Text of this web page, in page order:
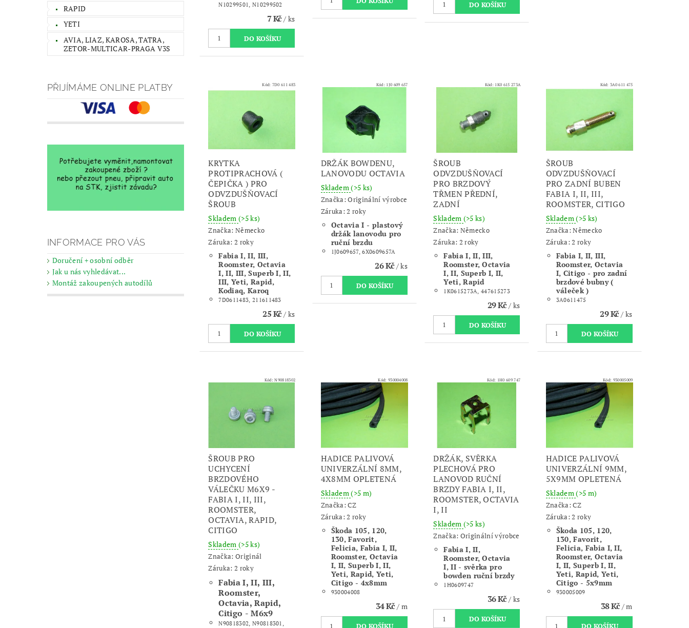
RAPID
YETI
AVIA, LIAZ, KAROSA, TATRA,
ZETOR-MULTICAR-PRAGA V3S
PŘIJÍMÁME ONLINE PLATBY
INFORMACE PRO VÁS
Doručení + osobní odběr
Jak u nás vyhledávat...
Montáž zakoupených autodílů
N10299501, N10299502
7 Kč/ ks
Kód: 7D0 611 483
KRYTKA
PROTIPRACHOVÁ (
ČEPIČKA ) PRO
ODVZDUŠŇOVACÍ
ŠROUB
Skladem (>5 ks)
Značka: Německo
Záruka: 2 roky
Fabia I, II, III,
Roomster, Octavia
I, II, III, Superb I, II,
III, Yeti, Rapid,
Kodiaq, Karoq
7D0611483, 211611483
25 Kč/ ks
Kód: 1J0 609 657
DRŽÁK BOWDENU,
LANOVODU OCTAVIA
Skladem(>5 ks)
Značka:Originální výrobce
Záruka: 2 roky
Octavia I - plastový
držák lanovodu pro
ruční brzdu
1J0609657, 6X0609657A
26 Kč/ ks
Kód: 1K0 615 273A
ŠROUB
ODVZDUŠŇOVACÍ
PRO BRZDOVÝ
TŘMEN PŘEDNÍ,
ZADNÍ
Skladem (>5 ks)
Značka: Německo
Záruka: 2 roky
Fabia I, II, III,
Roomster, Octavia
I, II, Superb I, II,
Yeti, Rapid
1K0615273A, 447615273
29 Kč/ ks
Kód:3A0 611 475
ŠROUB
ODVZDUŠŇOVACÍ
PRO ZADNÍ BUBEN
FABIA I, II, III,
ROOMSTER, CITIGO
Skladem(>5 ks)
Značka:Německo
Záruka: 2 roky
Fabia I, II, III,
Roomster, Octavia
I, Citigo - pro zadní
brzdové bubny (
váleček )
3A0611475
29 Kč/ ks
Kód:N90818302
ŠROUB PRO
UCHYCENÍ
BRZDOVÉHO
VÁLEČKU M6X9 -
FABIA I, II, III,
ROOMSTER,
OCTAVIA, RAPID,
CITIGO
Skladem (>5 ks)
Značka: Originál
Záruka: 2 roky
Fabia I, II, III,
Roomster,
Octavia, Rapid,
Citigo - M6x9
N90818302, N90818301,
Kód: 930004008
HADICE PALIVOVÁ
UNIVERZÁLNÍ 8MM,
4X8MM OPLETENÁ
Skladem(>5 m)
Značka:CZ
Záruka: 2 roky
Škoda 105, 120,
130, Favorit,
Felicia, Fabia I, II,
Roomster, Octavia
I, II, Superb I, II,
Yeti, Rapid, Yeti,
Citigo - 4x8mm
930004008
34 Kč/ m
Kód: 1H0 609 747
DRŽÁK, SVĚRKA
PLECHOVÁ PRO
LANOVOD RUČNÍ
BRZDY FABIA I, II,
ROOMSTER, OCTAVIA
I, II
Skladem (>5 ks)
Značka: Originální výrobce
Fabia I, II,
Roomster, Octavia
I, II - svěrka pro
bowden ruční brzdy
1H0609747
36 Kč/ ks
Kód: 930005009
HADICE PALIVOVÁ
UNIVERZÁLNÍ 9MM,
5X9MM OPLETENÁ
Skladem(>5 m)
Značka:CZ
Záruka: 2 roky
Škoda 105, 120,
130, Favorit,
Felicia, Fabia I, II,
Roomster, Octavia
I, II, Superb I, II,
Yeti, Rapid, Yeti,
Citigo - 5x9mm
930005009
38 Kč/ m